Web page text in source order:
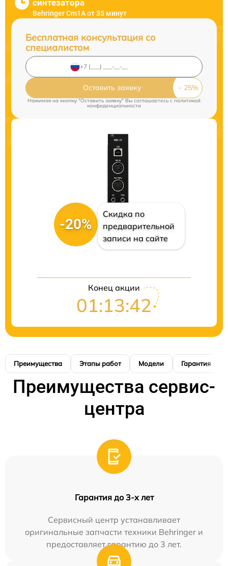
синтезатора
Behringer Cm1A от 35 минут
Бесплатная консультация со
специалистом
Оставить заявку
Нажимая на кнопку "Оставить заявку" Вы соглашаетесь cполитикой
конфиденциальности
-20%
Скидка по
предварительной
записи на сайте
Конец акции
01:13:42
Преимущества Этапы работ Модели Гарантия
Преимущества сервис-
центра
Гарантия до 3-х лет
Сервисный центр устанавливает
оригинальные запчасти техники Behringer и
предоставляет гарантию до 3 лет.